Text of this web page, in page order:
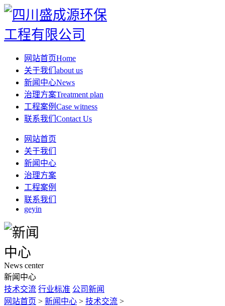
网站首页Home
关于我们 about us
新闻中心News
治理方案Treatment plan
工程案例 Case witness
联系我们 Contact Us
网站首页
关于我们
新闻中心
治理方案
工程案例
联系我们
geyin
News center
新闻中心
技术交流 行业标准 公司新闻
网站首页 > 新闻中心 > 技术交流 >